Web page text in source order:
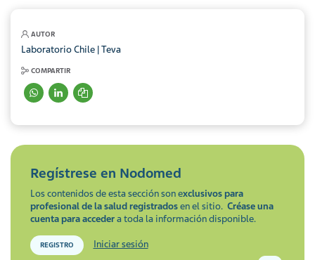
AUTOR
Laboratorio Chile | Teva
COMPARTIR
Regístrese en Nodomed
Los contenidos de esta sección son exclusivos para
profesional de la salud registradosen el sitio. Créase una
cuenta para accedera toda la información disponible.
REGISTRO Iniciar sesión